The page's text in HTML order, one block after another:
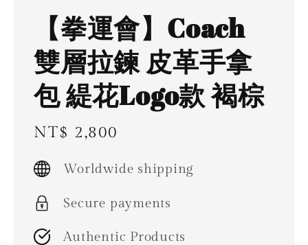
【拳運會】Coach
雙層拉鍊 皮革手拿
包 緹花Logo款 褐棕
Regular
price
NT$ 2,800
Worldwide shipping
Secure payments
Authentic Products